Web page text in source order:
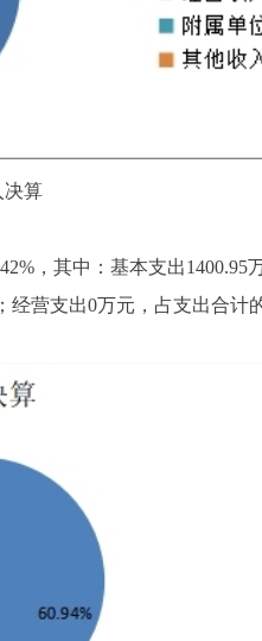
决算
，其中：基本支出1400.95
营支出0万元，占支出合计